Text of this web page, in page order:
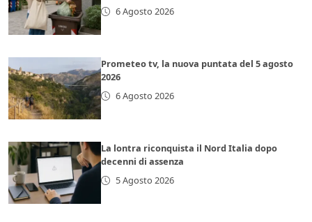
6 Agosto 2026
Prometeo tv, la nuova puntata del 5 agosto
2026
6 Agosto 2026
La lontra riconquista il Nord Italia dopo
decenni di assenza
5 Agosto 2026